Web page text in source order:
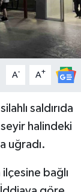
A- A+
saldırıda
halindeki
uğradı.
ilçesine bağlı